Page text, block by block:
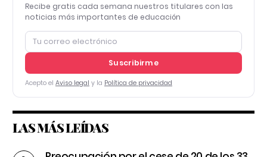
Recibe gratis cada semana nuestros titulares con las
noticias más importantes de educación
Suscribirme
Acepto el Aviso legal y la Política de privacidad
LAS MÁS LEÍDAS